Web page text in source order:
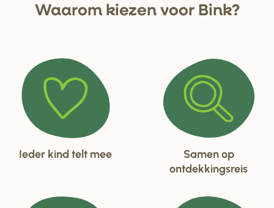
Waarom kiezen voorBink?
Ieder kind telt mee
Samen op
ontdekkingsreis